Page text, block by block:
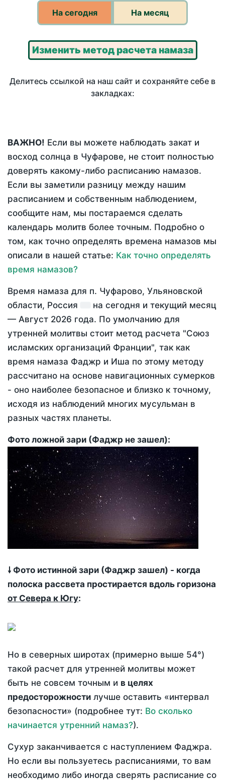
На сегодня На месяц
Изменить метод расчета намаза
Делитесь ссылкой на наш сайт и сохраняйте себе в
закладках:
ВАЖНО! Если вы можете наблюдать закат и
восход солнца в Чуфарове, не стоит полностью
доверять какому-либо расписанию намазов.
Если вы заметили разницу между нашим
расписанием и собственным наблюдением,
сообщите нам, мы постараемся сделать
календарь молитв более точным. Подробно о
том, как точно определять времена намазов мы
описали в нашей статье: Как точно определять
время намазов?
Время намаза для п. Чуфарово, Ульяновской
области, Россия
на сегодня и текущий месяц
— Август 2026 года. По умолчанию для
утренней молитвы стоит метод расчета "Союз
исламских организаций Франции", так как
время намаза Фаджр и Иша по этому методу
рассчитано на основе навигационных сумерков
- оно наиболее безопасное и близко к точному,
исходя из наблюдений многих мусульман в
разных частях планеты.
Фото ложной зари (Фаджр не зашел):
🠗 Фото истинной зари (Фаджр зашел) - когда
полоска рассвета простирается вдоль горизона
от Севера к Югу:
Но в северных широтах (примерно выше 54°)
такой расчет для утренней молитвы может
быть не совсем точным и в целях
предосторожности лучше оставить «интервал
безопасности» (подробнее тут: Во сколько
начинается утренний намаз?).
Сухур заканчивается с наступлением Фаджра.
Но если вы пользуетесь расписаниями, то вам
необходимо либо иногда сверять расписание со